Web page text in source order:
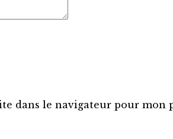
dans le navigateur pour mon